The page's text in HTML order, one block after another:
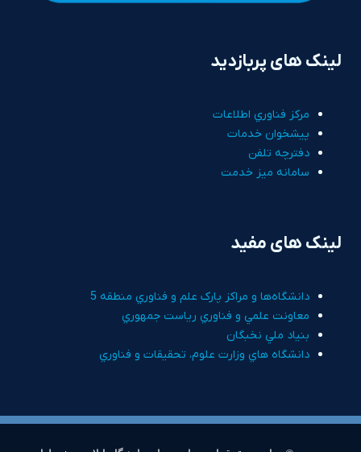
لینک های پربازدید
مرکز فناوري اطلاعات
پيشخوان خدمات
دفترچه تلفن
سامانه ميز خدمت
لینک های مفید
دانشگاه‌ها و مراکز پارک علم و فناوري منطقه 5
معاونت علمي و فناوري رياست جمهوري
بنياد ملي نخبگان
دانشگاه هاي وزارت علوم، تحقيقات و فناوري